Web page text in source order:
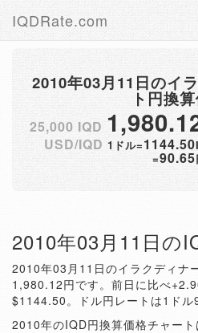
IQDRate.com
2010年03月11日のイ
ト円換
25,000 IQD
USD/IQD 1ドル=1144.50
=90.65
2010年03月11日の
2010年03月11日のイラクディナ
1,980.12円です。前日に比べ
$1144.50。ドル円レートは1ドル
2010年のIQD円換算価格チャート